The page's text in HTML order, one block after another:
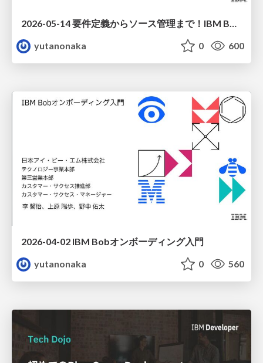
yutanonaka
0 600
2026-04-02 IBM Bobオンボーディング入門
yutanonaka
0 560